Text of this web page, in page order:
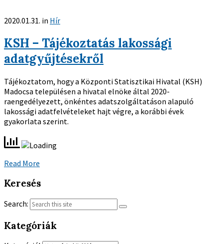
2020.01.31. in Hír
KSH – Tájékoztatás lakossági
adatgyűjtésekről
Tájékoztatom, hogy a Központi Statisztikai Hivatal (KSH)
Madocsa településen a hivatal elnöke által 2020-
raengedélyezett, önkéntes adatszolgáltatáson alapuló
lakossági adatfelvételeket hajt végre, a korábbi évek
gyakorlata szerint.
Read More
Keresés
Search:
Kategóriák